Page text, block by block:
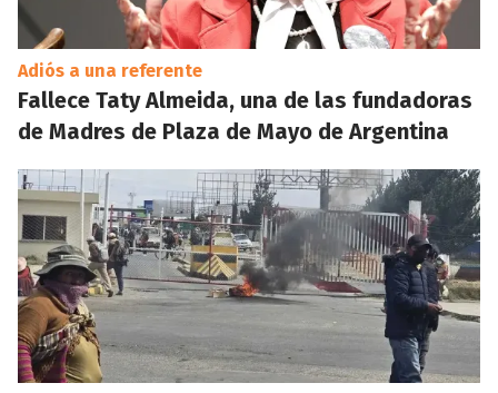
Adiós a una referente
Fallece Taty Almeida, una de las fundadoras
de Madres de Plaza de Mayo de Argentina